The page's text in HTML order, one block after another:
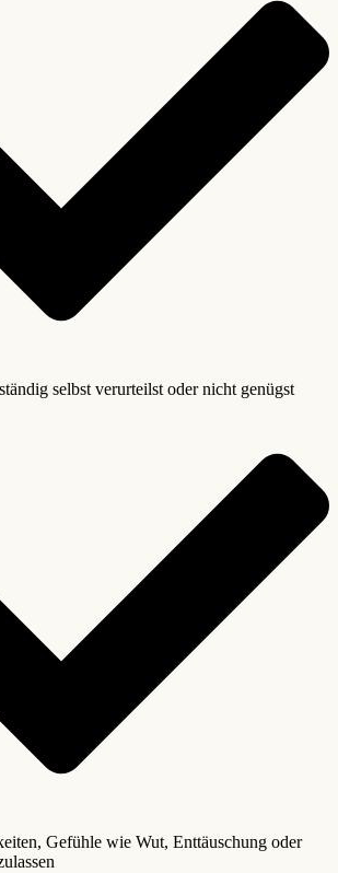
selbst verurteilst oder nicht genügst
Gefühle wie Wut, Enttäuschung oder